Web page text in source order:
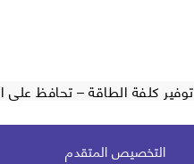
توفير كلفة الطاقة – تحافظ على
التخصيص المتقدم